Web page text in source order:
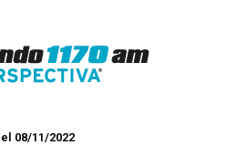
08/11/2022